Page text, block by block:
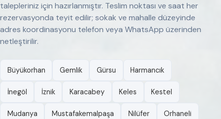
talepleriniz için hazırlanmıştır. Teslim noktası ve saat her
rezervasyonda teyit edilir; sokak ve mahalle düzeyinde
adres koordinasyonu telefon veya WhatsApp üzerinden
netleştirilir.
Büyükorhan Gemlik Gürsu Harmancık
İnegöl İznik Karacabey Keles Kestel
Mudanya Mustafakemalpaşa Nilüfer Orhaneli